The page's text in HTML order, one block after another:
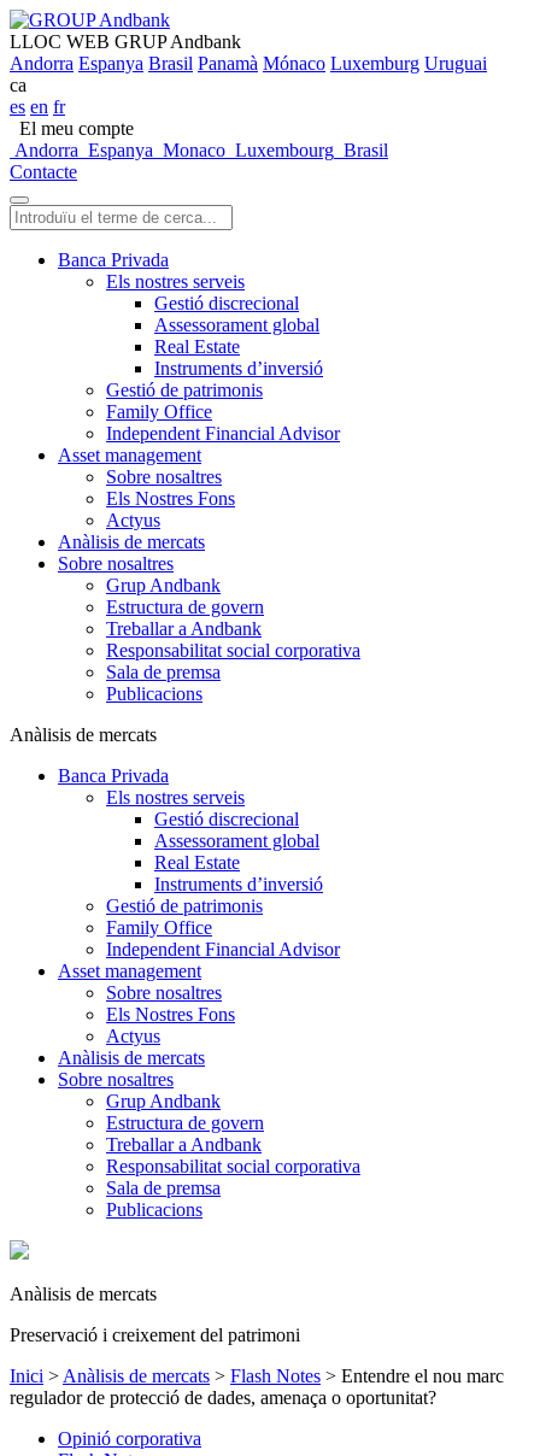
LLOC WEB GRUP Andbank
Andorra Espanya Brasil Panamà Mónaco Luxemburg Uruguai
ca
es en fr
El meu compte
Andorra Espanya Monaco Luxembourg Brasil
Contacte
Banca Privada
Els nostres serveis
Gestió discrecional
Assessorament global
Real Estate
Instruments d’inversió
Gestió de patrimonis
Family Office
Independent Financial Advisor
Asset management
Sobre nosaltres
Els Nostres Fons
Actyus
Anàlisis de mercats
Sobre nosaltres
Grup Andbank
Estructura de govern
Treballar a Andbank
Responsabilitat social corporativa
Sala de premsa
Publicacions
Anàlisis de mercats
Banca Privada
Els nostres serveis
Gestió discrecional
Assessorament global
Real Estate
Instruments d’inversió
Gestió de patrimonis
Family Office
Independent Financial Advisor
Asset management
Sobre nosaltres
Els Nostres Fons
Actyus
Anàlisis de mercats
Sobre nosaltres
Grup Andbank
Estructura de govern
Treballar a Andbank
Responsabilitat social corporativa
Sala de premsa
Publicacions
Anàlisis de mercats
Preservació i creixement del patrimoni
Inici > Anàlisis de mercats > Flash Notes > Entendre el nou marc
regulador de protecció de dades, amenaça o oportunitat?
Opinió corporativa